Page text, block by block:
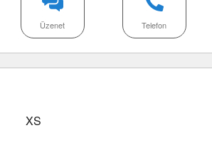
Telefon
Üzenet
XS